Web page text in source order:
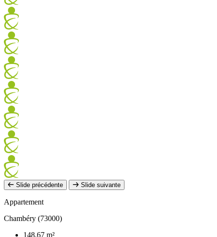
Slide précédente Slide suivante
Appartement
Chambéry (73000)
148,67 m²